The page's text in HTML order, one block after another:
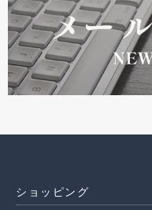
ショッピング